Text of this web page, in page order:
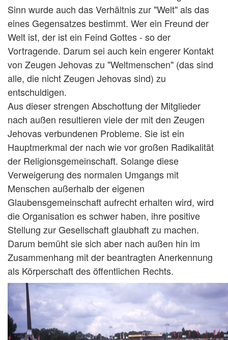
Sinn wurde auch das Verhältnis zur "Welt" als das
eines Gegensatzes bestimmt. Wer ein Freund der
Welt ist, der ist ein Feind Gottes - so der
Vortragende. Darum sei auch kein engerer Kontakt
von Zeugen Jehovas zu "Weltmenschen" (das sind
alle, die nicht Zeugen Jehovas sind) zu
entschuldigen.
Aus dieser strengen Abschottung der Mitglieder
nach außen resultieren viele der mit den Zeugen
Jehovas verbundenen Probleme. Sie ist ein
Hauptmerkmal der nach wie vor großen Radikalität
der Religionsgemeinschaft. Solange diese
Verweigerung des normalen Umgangs mit
Menschen außerhalb der eigenen
Glaubensgemeinschaft aufrecht erhalten wird, wird
die Organisation es schwer haben, ihre positive
Stellung zur Gesellschaft glaubhaft zu machen.
Darum bemüht sie sich aber nach außen hin im
Zusammenhang mit der beantragten Anerkennung
als Körperschaft des öffentlichen Rechts.